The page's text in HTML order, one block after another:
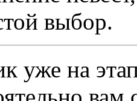
выбор.
уже на